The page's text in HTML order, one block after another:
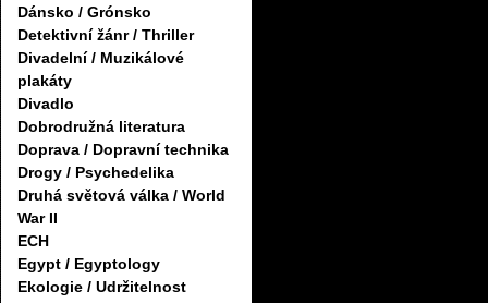
Dánsko / Grónsko
Detektivní žánr / Thriller
Divadelní / Muzikálové
plakáty
Divadlo
Dobrodružná literatura
Doprava / Dopravní technika
Drogy / Psychedelika
Druhá světová válka / World
War II
ECH
Egypt / Egyptology
Ekologie / Udržitelnost